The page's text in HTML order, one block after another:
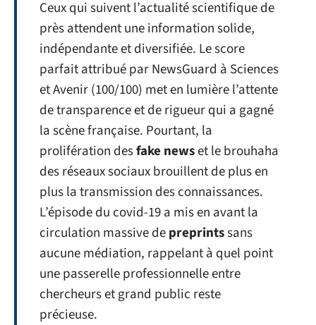
Ceux qui suivent l’actualité scientifique de
près attendent une information solide,
indépendante et diversifiée. Le score
parfait attribué par NewsGuard à Sciences
et Avenir (100/100) met en lumière l’attente
de transparence et de rigueur qui a gagné
la scène française. Pourtant, la
prolifération desfake newset le brouhaha
des réseaux sociaux brouillent de plus en
plus la transmission des connaissances.
L’épisode du covid-19 a mis en avant la
circulation massive depreprintssans
aucune médiation, rappelant à quel point
une passerelle professionnelle entre
chercheurs et grand public reste
précieuse.